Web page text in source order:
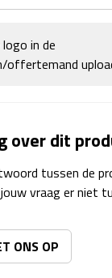
in de
offertemand
over dit
tussen de
vraag er niet
ONS OP